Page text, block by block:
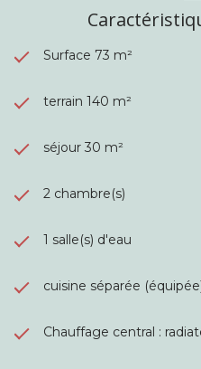
Surface 73 m²
terrain 140 m²
séjour 30 m²
2 chambre(s)
1 salle(s) d'eau
cuisine séparée
Chauffage central :